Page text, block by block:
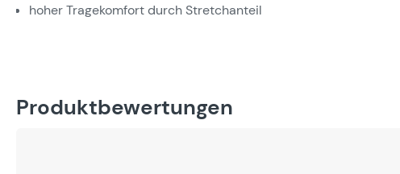
hoher Tragekomfort durch Stretchanteil
Produktbewertungen